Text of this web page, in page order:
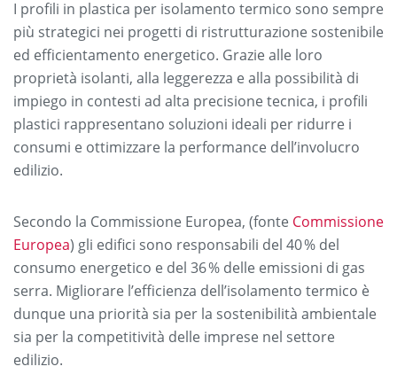
I profili in plastica per isolamento termico sono sempre
più strategici nei progetti di ristrutturazione sostenibile
ed efficientamento energetico. Grazie alle loro
proprietà isolanti, alla leggerezza e alla possibilità di
impiego in contesti ad alta precisione tecnica, i profili
plastici rappresentano soluzioni ideali per ridurre i
consumi e ottimizzare la performance dell’involucro
edilizio.
Secondo la Commissione Europea, (fonte Commissione
Europea) gli edifici sono responsabili del 40 % del
consumo energetico e del 36 % delle emissioni di gas
serra. Migliorare l’efficienza dell’isolamento termico è
dunque una priorità sia per la sostenibilità ambientale
sia per la competitività delle imprese nel settore
edilizio.